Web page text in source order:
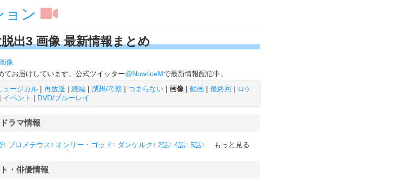
ョン
出3 画像 最新情報まとめ
像
てお届けしています。公式ツイッター@NowticeMで最新情報配信中。
ュージカル | 再放送 | 続編 | 感想/考察 | つまらない | 画像 | 動画 | 最終回 | ロケ
| イベント | DVD/ブルーレイ
ラマ情報
もっと見る
1 プロメテウス 1 オンリー・ゴッド 1 ダンケルク 1 2話1 4話1 5話1 6話1 ブラッド
・俳優情報